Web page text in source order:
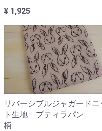
¥ 1,925
リバーシブルジャガードニ
ト生地 プティラパン